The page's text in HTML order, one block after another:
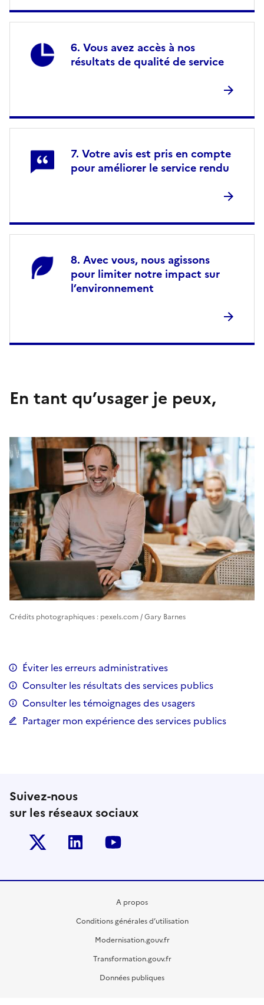
Vous avez accès à nos
résultats de qualité de service
Votre avis est pris en compte
pour améliorer le service rendu
Avec vous, nous agissons
pour limiter notre impact sur
l’environnement
En tant qu’usager je peux,
Crédits photographiques : pexels.com / Gary Barnes
Éviter les erreurs administratives
Consulter les résultats des services publics
Consulter les témoignages des usagers
Partager mon expérience des services publics
Suivez-nous
sur les réseaux sociaux
Twitter-x Linkedin
A propos
Conditions générales d’utilisation
Modernisation.gouv.fr
Transformation.gouv.fr
Données publiques